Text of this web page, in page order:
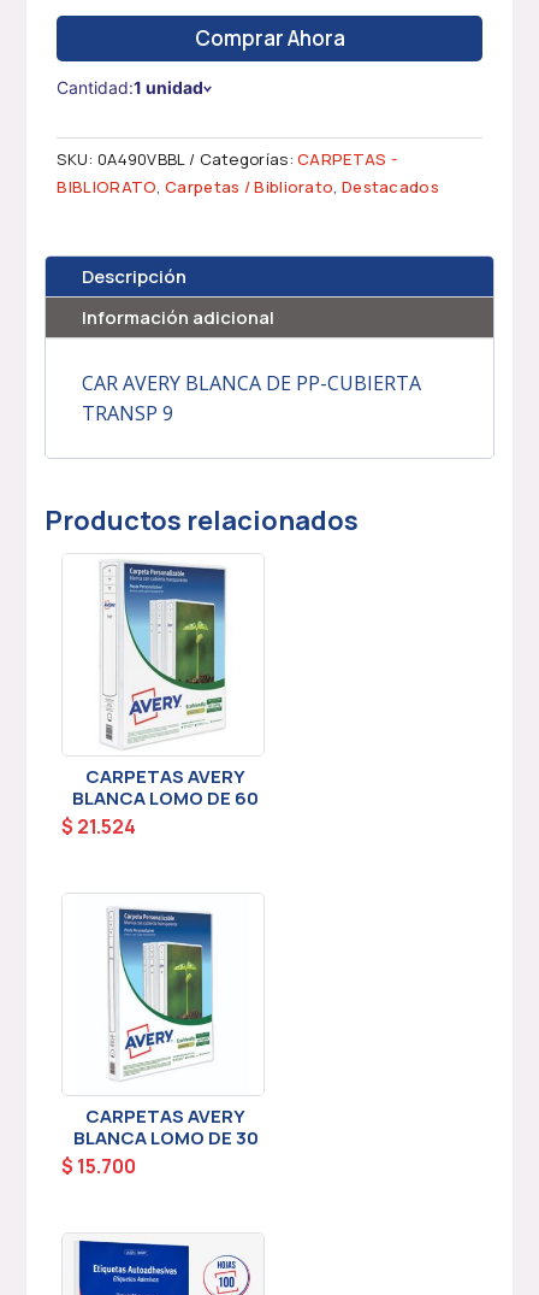
Comprar Ahora
Cantidad:1 unidad
SKU: 0A490VBBL Categorías:CARPETAS -
BIBLIORATO,Carpetas / Bibliorato, Destacados
Descripción
Información adicional
CAR AVERY BLANCA DE PP-CUBIERTA
TRANSP 9
Productos relacionados
CARPETAS AVERY
BLANCA LOMO DE 60
$ 21.524
CARPETAS AVERY
BLANCA LOMO DE 30
$ 15.700